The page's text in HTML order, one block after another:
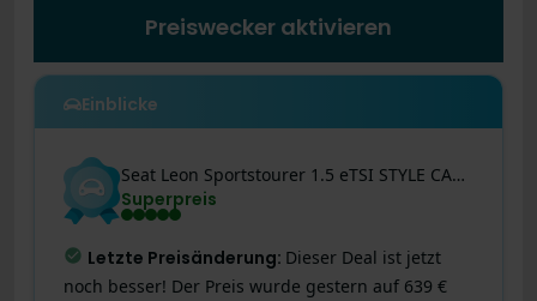
Preiswecker aktivieren
Einblicke
Seat Leon Sportstourer 1.5 eTSI STYLE CARPLAY SITZHZG
Superpreis
Letzte Preisänderung: Dieser Deal ist jetzt
noch besser! Der Preis wurde gestern auf 639 €